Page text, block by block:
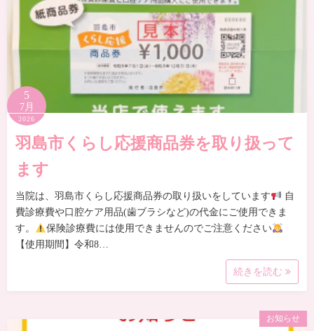
5
7月
2026
羽島市くらし応援商品券を取り扱って
ます
当院は、羽島市くらし応援商品券の取り扱いをしています
自
費診療費や口腔ケア用品(歯ブラシなど)の代金にご使用できま
す。
保険診療費には使用できませんのでご注意ください
【使用期間】令和8…
続きを読む
お知らせ